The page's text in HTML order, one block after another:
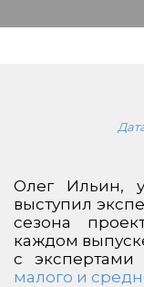
Олег Ильин,
выступил
сезона
каждом
с
малого и